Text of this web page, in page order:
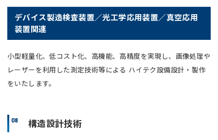
デバイス製造検査装置／光工学応用装置／真空応用
装置関連
小型軽量化、低コスト化、高機能、高精度を実現し、画像処理や
レーザーを利用した測定技術等による ハイテク設備設計・製作
をいたします。
08 構造設計技術